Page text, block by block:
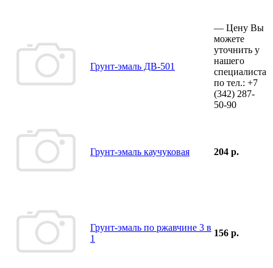
Грунт-эмаль ДВ-501
— Цену Вы
можете
уточнить у
нашего
специалиста
по тел.: +7
(342) 287-
50-90
Грунт-эмаль каучуковая 204 р.
Грунт-эмаль по ржавчине 3 в
1
156 р.